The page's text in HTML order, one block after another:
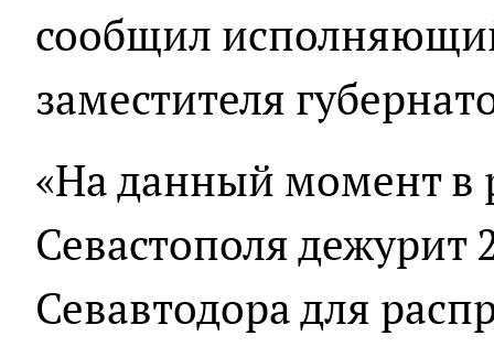
сообщил
заместителя
«На данный момент в
Севастополя дежурит
Севавтодора для